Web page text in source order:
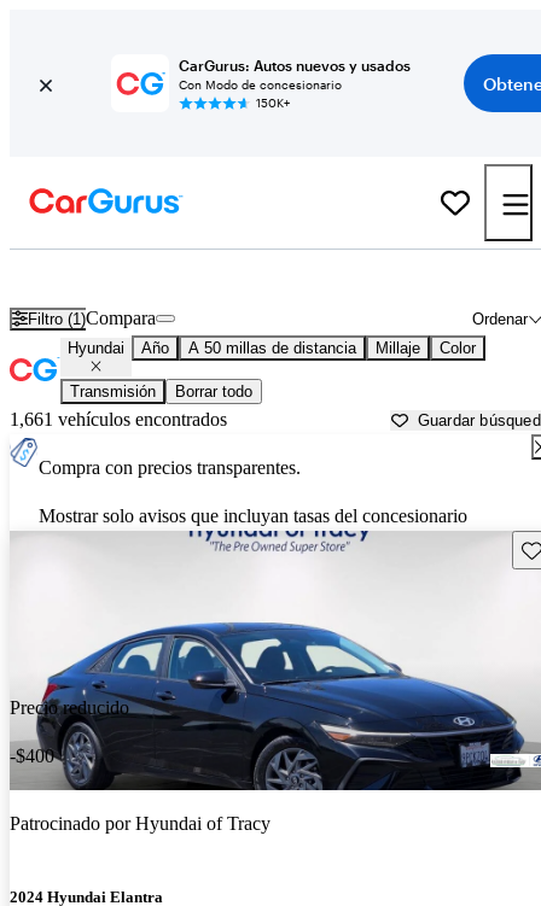
CarGurus: Autos nuevos y usados
Con Modo de concesionario
150K+
Filtro (1) Ordenar
Compara
Hyundai Año A 50 millas de distancia Millaje Color
Transmisión Borrar todo
1,661 vehículos encontrados Guardar
Compra con precios transparentes.
Mostrar solo avisos que incluyan tasas del concesionario
Precio reducido
-$400
Patrocinado porHyundai of Tracy
2024 Hyundai Elantra